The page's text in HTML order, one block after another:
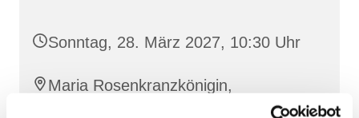
Sonntag, 28. März 2027, 10:30 Uhr
Maria Rosenkranzkönigin,
Reiferstraße 2A, 17109 Demmin